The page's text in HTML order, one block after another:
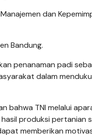
dan
Bandung.
penanaman padi
dalam
bahwa TNI melalui
produksi pertanian
memberikan